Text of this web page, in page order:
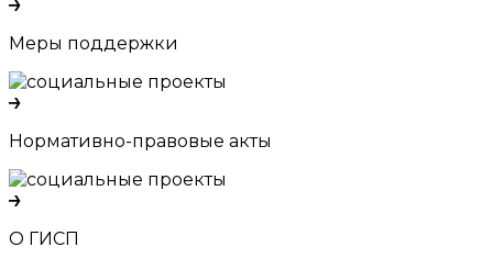
Меры поддержки
Нормативно-правовые акты
О ГИСП